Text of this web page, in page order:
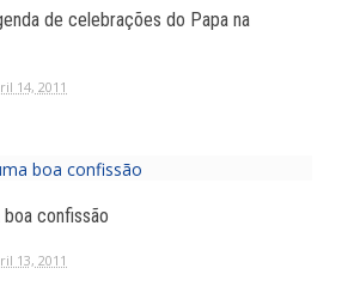
de celebrações do Papa na
14, 2011
confissão
13, 2011